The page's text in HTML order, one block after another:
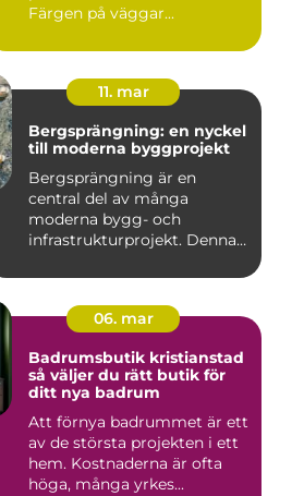
Färgen på väggar...
11. mar
Bergsprängning: en nyckel
till moderna byggprojekt
Bergsprängning är en
central del av många
moderna bygg- och
infrastrukturprojekt. Denna
06. mar
Badrumsbutik kristianstad
så väljer du rätt butik för
ditt nya badrum
Att förnya badrummet är ett
av de största projekten i ett
hem. Kostnaderna är ofta
höga, många yrkes...